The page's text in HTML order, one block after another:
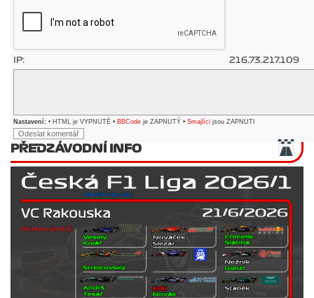
IP: 216.73.217.109
Nastavení: • HTML je VYPNUTÉ • BBCode je ZAPNUTÝ • Smajlíci jsou ZAPNUTI
PŘEDZÁVODNÍ INFO